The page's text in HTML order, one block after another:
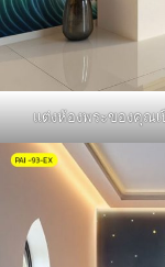
แต่งห้องพระของคุณ